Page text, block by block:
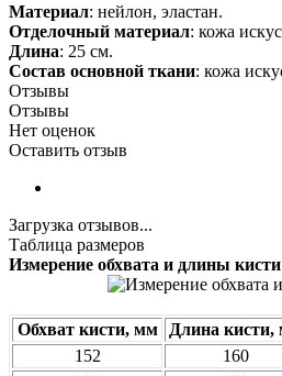
Материал: нейлон, эластан.
Отделочный материал: кожа
Длина: 25 см.
Состав основной ткани: кожа
Отзывы
Отзывы
Нет оценок
Оставить отзыв
Загрузка отзывов...
Таблица размеров
Измерение обхвата и длины кисти
Обхват кисти, мм Длина кисти,
152
160